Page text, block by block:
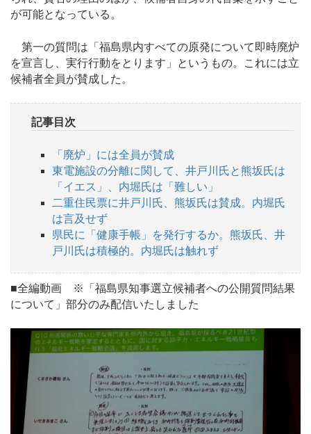
が可能となっている。
第一の質問は「福島県内すべての原発について即時廃炉
を宣言し、実行行動をとります」というもの。これには立
候補者全員が賛成した。
記事目次
「廃炉」には全員が賛成
東電施設の分離に関して、井戸川氏と熊坂氏は
「イエス」、内堀氏は「難しい」
二重住民票に井戸川氏、熊坂氏は賛成。内堀氏
は言及せず
県民に「健康手帳」を発行するか。熊坂氏、井
戸川氏は積極的。内堀氏は触れず
■全編動画 ※「福島県知事選立候補者への公開質問結果
について」部分のみ配信いたしました